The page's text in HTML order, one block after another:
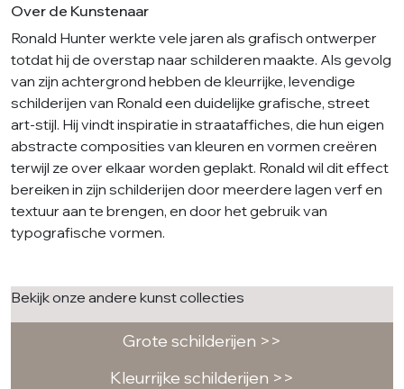
Over de Kunstenaar
Ronald Hunter werkte vele jaren als grafisch ontwerper
totdat hij de overstap naar schilderen maakte. Als gevolg
van zijn achtergrond hebben de kleurrijke, levendige
schilderijen van Ronald een duidelijke grafische, street
art-stijl. Hij vindt inspiratie in straataffiches, die hun eigen
abstracte composities van kleuren en vormen creëren
terwijl ze over elkaar worden geplakt. Ronald wil dit effect
bereiken in zijn schilderijen door meerdere lagen verf en
textuur aan te brengen, en door het gebruik van
typografische vormen.
Bekijk onze andere kunst collecties
Grote schilderijen >>
Kleurrijke schilderijen >>